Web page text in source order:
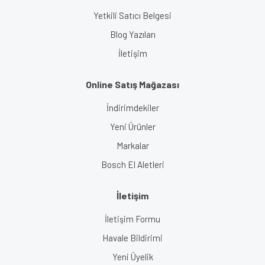
Yetkili Satıcı Belgesi
Blog Yazıları
İletişim
Online Satış Mağazası
İndirimdekiler
Yeni Ürünler
Markalar
Bosch El Aletleri
İletişim
İletişim Formu
Havale Bildirimi
Yeni Üyelik